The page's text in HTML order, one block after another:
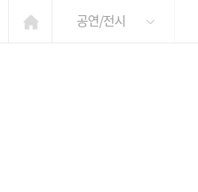
공연/전시